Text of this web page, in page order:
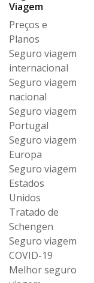
Viagem
Preços e
Planos
Seguro viagem
internacional
Seguro viagem
nacional
Seguro viagem
Portugal
Seguro viagem
Europa
Seguro viagem
Estados
Unidos
Tratado de
Schengen
Seguro viagem
COVID-19
Melhor seguro